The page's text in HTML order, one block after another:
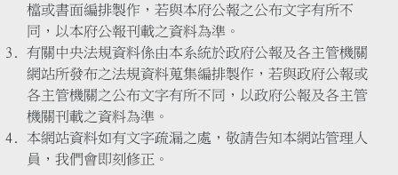
檔或書面編排製作，若與本府公報之公布文字有所不
同，以本府公報刊載之資料為準。
有關中央法規資料係由本系統於政府公報及各主管機關
網站所發布之法規資料蒐集編排製作，若與政府公報或
各主管機關之公布文字有所不同，以政府公報及各主管
機關刊載之資料為準。
本網站資料如有文字疏漏之處，敬請告知本網站管理人
員，我們會即刻修正。